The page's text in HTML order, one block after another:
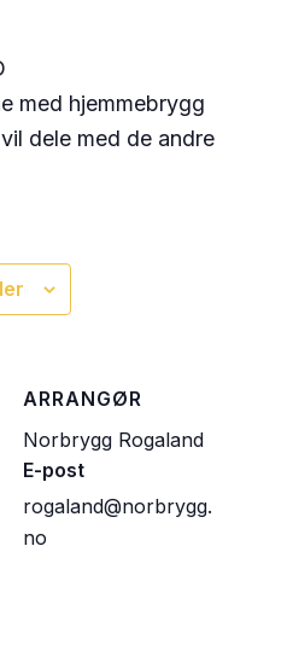
med hjemmebrygg
dele med de andre
ARRANGØR
Norbrygg Rogaland
E-post
rogaland@norbrygg.
no